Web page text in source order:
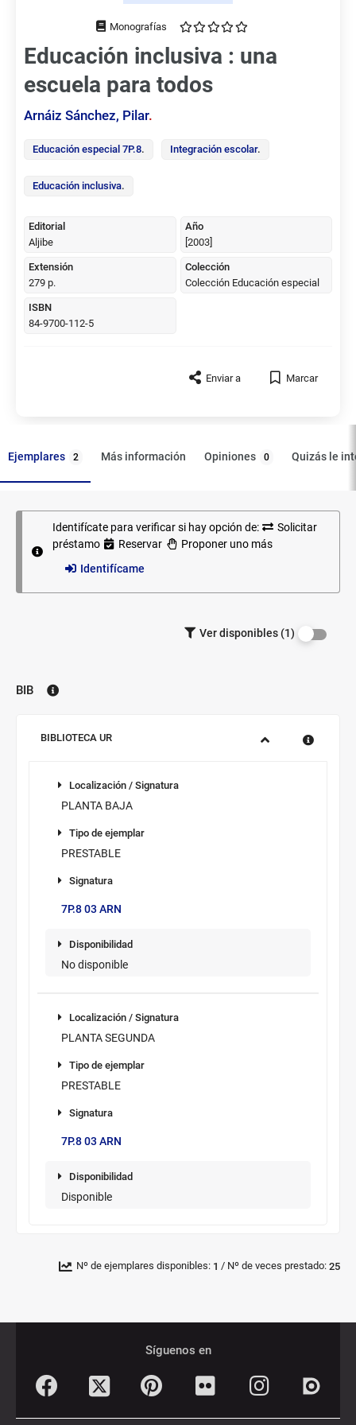
Tipo
documento
Educación inclusiva : una
escuela para todos
Arnáiz Sánchez, Pilar.
Educación especial 7P.8. Integración escolar.
Educación inclusiva.
Editorial
Aljibe
Año
[2003]
Extensión
279 p.
Colección
Colección Educación especial
ISBN
84-9700-112-5
Enviar a Marcar
Ejemplares 2 Más información Opiniones 0 Quizás le
Ejemplares
Identifícate para verificar si hay opción de:
Solicitar
préstamo
Reservar
Proponer uno más
Identifícame
ejemplares
Ver disponibles (1)
Biblioteca:
BIB
Sucursal:
BIBLIOTECA UR
disponibles
Localización
Tipo de
Signatura/sup.
Localización / Signatura
PLANTA BAJA
Tipo de ejemplar
PRESTABLE
Signatura
7P.8 03 ARN
Disponibilidad
No disponible
Localización / Signatura
PLANTA SEGUNDA
Tipo de ejemplar
PRESTABLE
Signatura
7P.8 03 ARN
Disponibilidad
Disponible
Nº de ejemplares disponibles: 1 / Nº de veces prestado: 25
Síguenos en